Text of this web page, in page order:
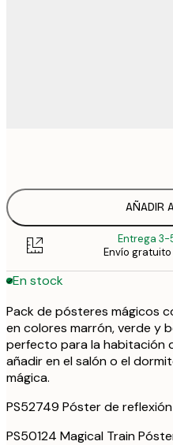
AÑADIR
Entrega 3-
Envío
En stock
Pack de pósteres mágicos
en colores marrón, verde y
perfecto para la habitación
añadir en el salón o el
mágica.
PS52749 Póster de
PS50124 Magical Train